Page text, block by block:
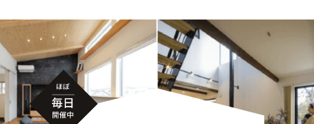
無料相談